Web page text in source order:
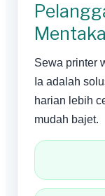
Sewa printer
Ia adalah
harian lebih
mudah bajet.